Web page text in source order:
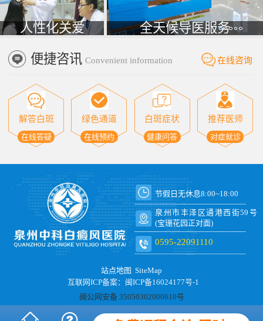
人性化关爱 全天候导医服务
便捷咨讯 Convenient information 在线咨询
解答白斑
在线答疑
绿色通道
在线预约
白斑症状
健康问答
推荐医师
对症就诊
节假日无休息8:00~18:00
泉州市丰泽区通港西街59号
(宝珊花园正对面)
0595-22091110
站点地图 SiteMap
互联网ICP备案：闽ICP备16024177号-1
闽公网安备 35050302000610号